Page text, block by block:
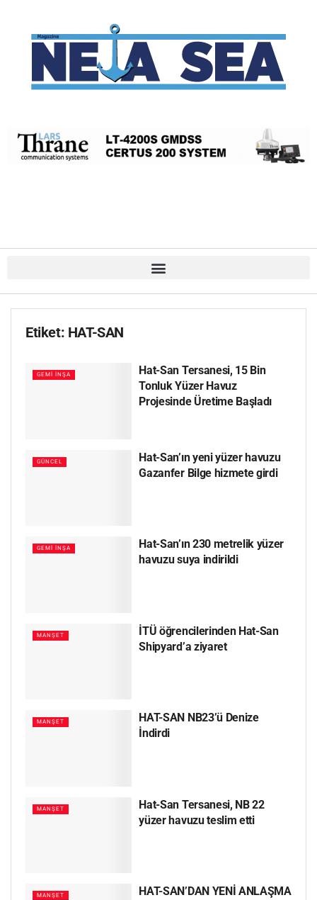
Etiket: HAT-SAN
GEMI İNŞA
Hat-San Tersanesi, 15 Bin
Tonluk Yüzer Havuz
Projesinde Üretime Başladı
GÜNCEL
Hat-San’ın yeni yüzer havuzu
Gazanfer Bilge hizmete girdi
GEMI İNŞA
Hat-San’ın 230 metrelik yüzer
havuzu suya indirildi
MANŞET
İTÜ öğrencilerinden Hat-San
Shipyard’a ziyaret
MANŞET
HAT-SAN NB23’ü Denize
İndirdi
MANŞET
Hat-San Tersanesi, NB 22
yüzer havuzu teslim etti
MANŞET HAT-SAN’DAN YENİ ANLAŞMA